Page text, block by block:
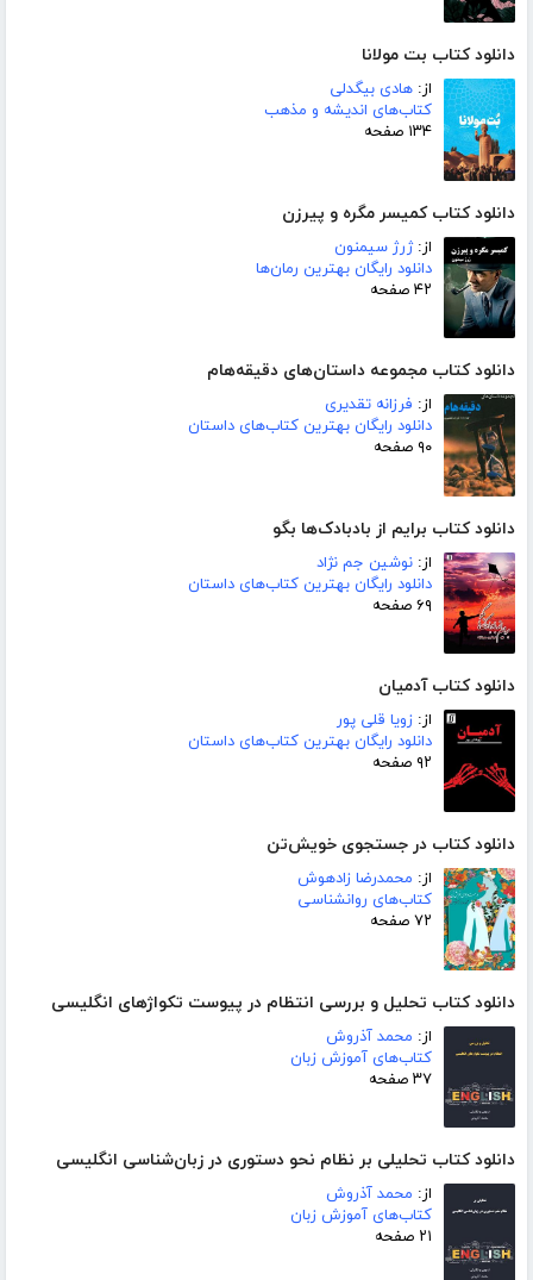
دانلود کتاب بت مولانا
از: هادی بیگدلی
کتاب‌های اندیشه و مذهب
۱۳۴ صفحه
دانلود کتاب کمیسر مگره و پیرزن
از:ژرژ سیمنون
دانلود رایگان بهترین رمان‌ها
۴۲ صفحه
دانلود کتاب مجموعه داستان‌های دقیقه‌هام
از: فرزانه تقدیری
دانلود رایگان بهترین کتاب‌های داستان
۹۰ صفحه
دانلود کتاب برایم از بادبادک‌ها بگو
از: نوشین جم نژاد
دانلود رایگان بهترین کتاب‌های داستان
۶۹ صفحه
دانلود کتاب آدمیان
از: زویا قلی پور
دانلود رایگان بهترین کتاب‌های داستان
۹۲ صفحه
دانلود کتاب در جستجوی خویش‌تن
از: محمدرضا زادهوش
کتاب‌های روانشناسی
۷۲ صفحه
دانلود کتاب تحلیل و بررسی انتظام در پیوست تکواژهای انگلیسی
از: محمد آذروش
کتاب‌های آموزش زبان
۳۷ صفحه
دانلود کتاب تحلیلی بر نظام نحو دستوری در زبان‌شناسی انگلیسی
از: محمد آذروش
کتاب‌های آموزش زبان
۲۱ صفحه